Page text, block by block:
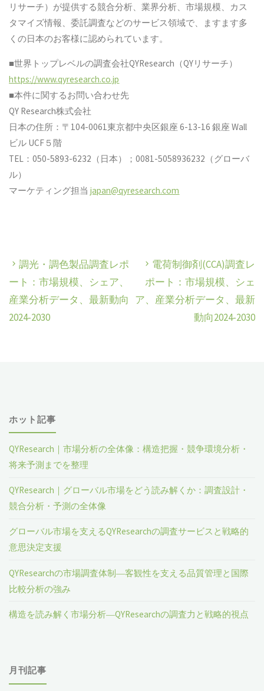
リサーチ）が提供する競合分析、業界分析、市場規模、カス
タマイズ情報、委託調査などのサービス領域で、ますます多
くの日本のお客様に認められています。
■世界トップレベルの調査会社QYResearch（QYリサーチ）
https://www.qyresearch.co.jp
■本件に関するお問い合わせ先
QY Research株式会社
日本の住所：〒104-0061東京都中央区銀座 6-13-16 銀座 Wall
ビル UCF５階
TEL：050-5893-6232（日本）；0081-5058936232（グローバ
ル）
マーケティング担当japan@qyresearch.com
調光・調色製品調査レポ
ート：市場規模、シェア、
産業分析データ、最新動向
2024-2030
電荷制御剤(CCA)調査レ
ポート：市場規模、シェ
ア、産業分析データ、最新
動向2024-2030
ホット記事
QYResearch｜市場分析の全体像：構造把握・競争環境分析・
将来予測までを整理
QYResearch｜グローバル市場をどう読み解くか：調査設計・
競合分析・予測の全体像
グローバル市場を支えるQYResearchの調査サービスと戦略的
意思決定支援
QYResearchの市場調査体制―客観性を支える品質管理と国際
比較分析の強み
構造を読み解く市場分析―QYResearchの調査力と戦略的視点
月刊記事